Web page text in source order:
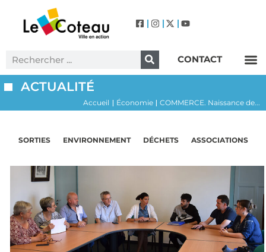
CONTACT
ACTUALITÉ
Accueil | Économie | COMMERCE. Naissance de...
SORTIES ENVIRONNEMENT DÉCHETS ASSOCIATIONS